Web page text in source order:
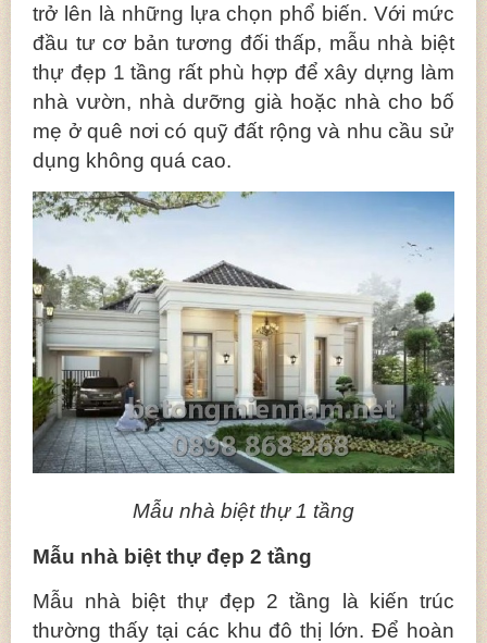
trở lên là những lựa chọn phổ biến. Với mức
đầu tư cơ bản tương đối thấp, mẫu nhà biệt
thự đẹp 1 tầng rất phù hợp để xây dựng làm
nhà vườn, nhà dưỡng già hoặc nhà cho bố
mẹ ở quê nơi có quỹ đất rộng và nhu cầu sử
dụng không quá cao.
Mẫu nhà biệt thự 1 tầng
Mẫu nhà biệt thự đẹp 2 tầng
Mẫu nhà biệt thự đẹp 2 tầng là kiến trúc
thường thấy tại các khu đô thị lớn. Để hoàn